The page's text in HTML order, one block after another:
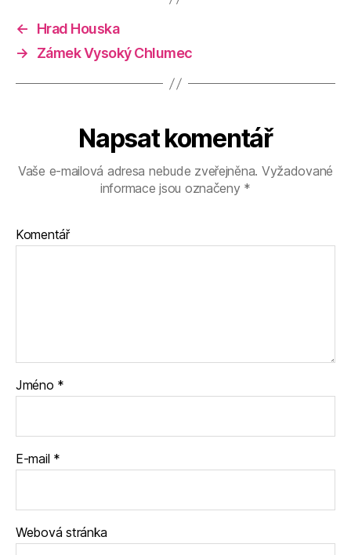
←
Hrad Houska
→
Zámek Vysoký Chlumec
Napsat komentář
Vaše e-mailová adresa nebude zveřejněna. Vyžadované
informace jsou označeny *
Komentář
Jméno *
E-mail *
Webová stránka